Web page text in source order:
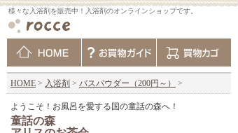
様々な入浴剤を販売中！入浴剤のオンラインショップです。
HOME > 入浴剤 > バスパウダー（200円～） >
ようこそ！お風呂を愛する国の童話の森へ！
童話の森